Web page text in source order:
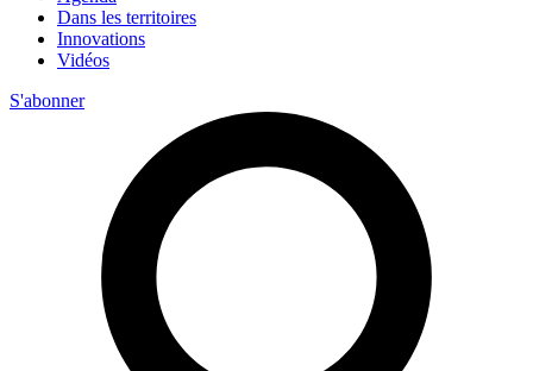
Dans les territoires
Innovations
Vidéos
S'abonner